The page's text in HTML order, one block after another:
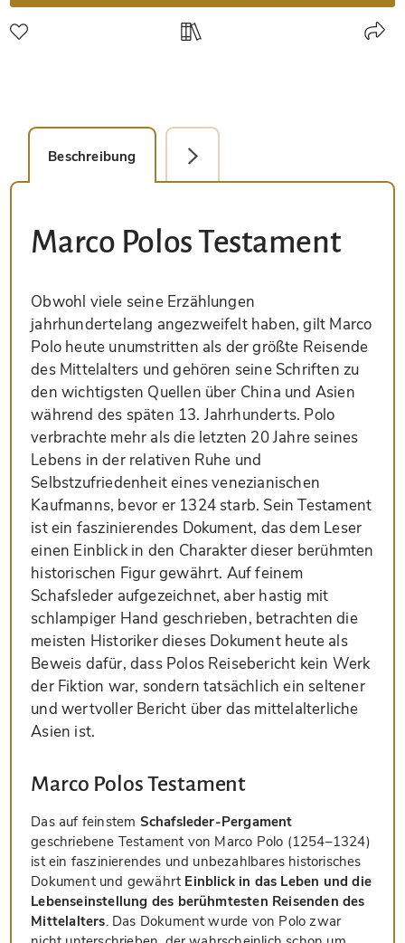
Beschreibung Faksimile-Editionen (1)
Marco Polos Testament
Obwohl viele seine Erzählungen
jahrhundertelang angezweifelt haben, gilt Marco
Polo heute unumstritten als der größte Reisende
des Mittelalters und gehören seine Schriften zu
den wichtigsten Quellen über China und Asien
während des späten 13. Jahrhunderts. Polo
verbrachte mehr als die letzten 20 Jahre seines
Lebens in der relativen Ruhe und
Selbstzufriedenheit eines venezianischen
Kaufmanns, bevor er 1324 starb. Sein Testament
ist ein faszinierendes Dokument, das dem Leser
einen Einblick in den Charakter dieser berühmten
historischen Figur gewährt. Auf feinem
Schafsleder aufgezeichnet, aber hastig mit
schlampiger Hand geschrieben, betrachten die
meisten Historiker dieses Dokument heute als
Beweis dafür, dass Polos Reisebericht kein Werk
der Fiktion war, sondern tatsächlich ein seltener
und wertvoller Bericht über das mittelalterliche
Asien ist.
Marco Polos Testament
Das auf feinstem Schafsleder-Pergament
geschriebene Testament von Marco Polo (1254–1324)
ist ein faszinierendes und unbezahlbares historisches
Dokument und gewährt Einblick in das Leben und die
Lebenseinstellung des berühmtesten Reisenden des
Mittelalters. Das Dokument wurde von Polo zwar